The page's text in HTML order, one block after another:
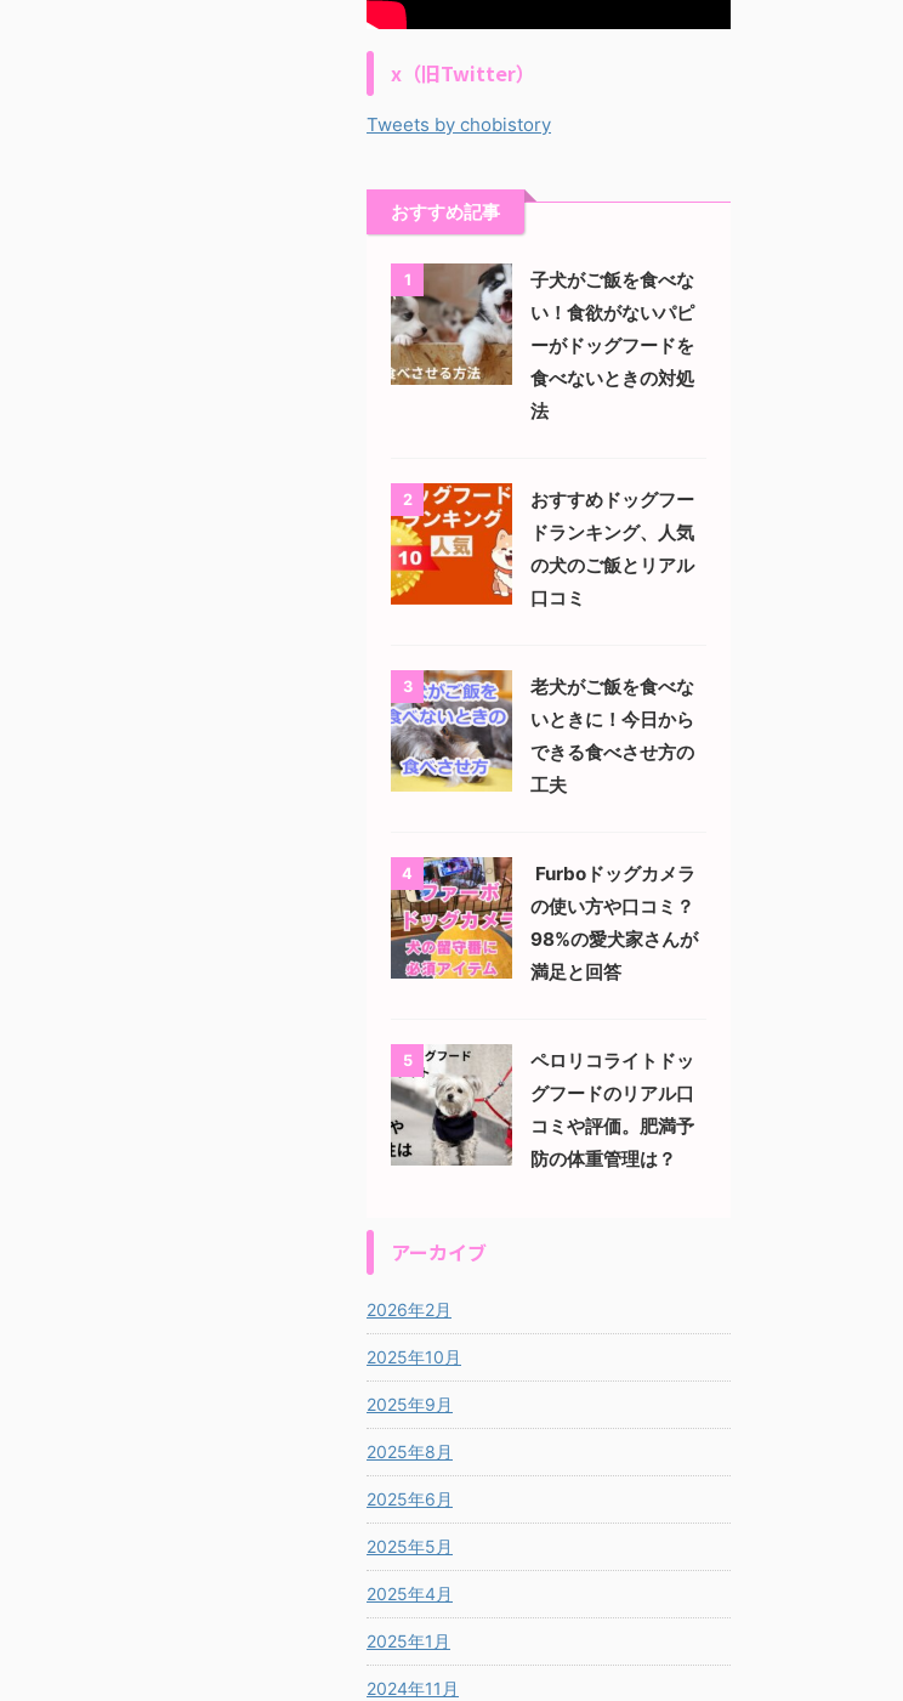
x（旧Twitter）
Tweets by chobistory
おすすめ記事
1
子犬がご飯を食べな
い！食欲がないパピ
ーがドッグフードを
食べないときの対処
法
2
おすすめドッグフー
ドランキング、人気
の犬のご飯とリアル
口コミ
3
老犬がご飯を食べな
いときに！今日から
できる食べさせ方の
工夫
4
Furboドッグカメラ
の使い方や口コミ？
98%の愛犬家さんが
満足と回答
5
ペロリコライトドッ
グフードのリアル口
コミや評価。肥満予
防の体重管理は？
アーカイブ
2026年2月
2025年10月
2025年9月
2025年8月
2025年6月
2025年5月
2025年4月
2025年1月
2024年11月